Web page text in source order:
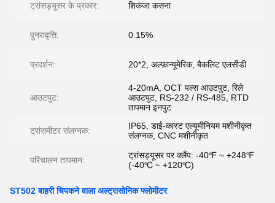
ट्रांसड्यूसर के प्रकार: शिकंजा कसना
पुनरावृत्ति: 0.15%
प्रदर्शन: 20*2, अल्फ़ान्यूमेरिक, बैकलिट एलसीडी
आउटपुट:
4-20mA, OCT पल्स आउटपुट, रिले
आउटपुट, RS-232 / RS-485, RTD
तापमान इनपुट
ट्रांसमीटर संलग्नक:
IP65, डाई-कास्ट एल्यूमीनियम मशीनीकृत
संलग्नक, CNC मशीनीकृत
परिचालन तापमान:
ट्रांसड्यूसर पर क्लैंप: -40℉ ~ +248℉
(-40℃ ~ +120℃)
ST502 बाहरी चिपकने वाला अल्ट्रासोनिक फ्लोमीटर